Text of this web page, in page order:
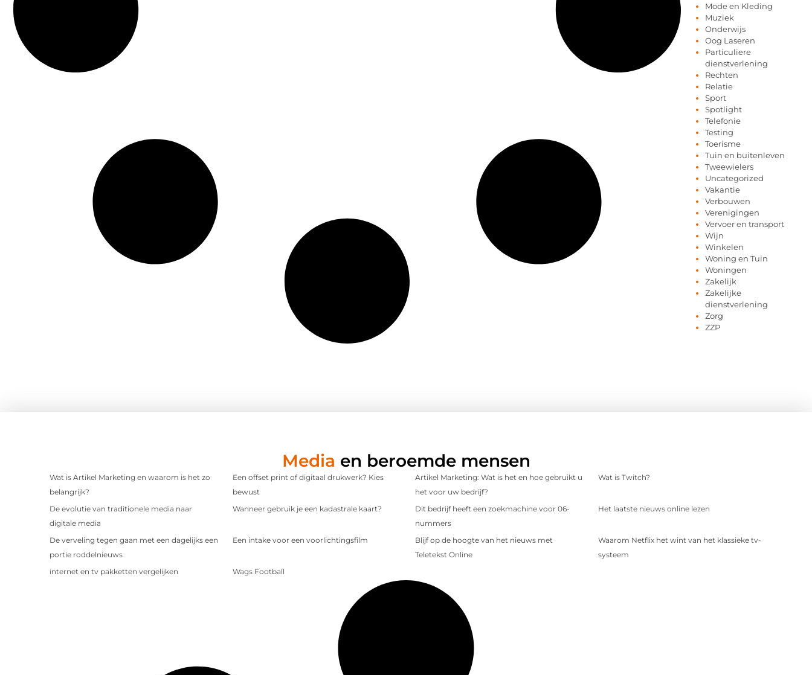
Mode en Kleding
Muziek
Onderwijs
Oog Laseren
Particuliere
dienstverlening
Rechten
Relatie
Sport
Spotlight
Telefonie
Testing
Toerisme
Tuin en buitenleven
Tweewielers
Uncategorized
Vakantie
Verbouwen
Verenigingen
Vervoer en transport
Wijn
Winkelen
Woning en Tuin
Woningen
Zakelijk
Zakelijke
dienstverlening
Zorg
ZZP
Media en beroemde mensen
Wat is Artikel Marketing en waarom is het zo
belangrijk?
Een offset print of digitaal drukwerk? Kies
bewust
Artikel Marketing: Wat is het en hoe gebruikt u
het voor uw bedrijf?
Wat is Twitch?
De evolutie van traditionele media naar
digitale media
Wanneer gebruik je een kadastrale kaart?
Dit bedrijf heeft een zoekmachine voor 06-
nummers
Het laatste nieuws online lezen
De verveling tegen gaan met een dagelijks een
portie roddelnieuws
Een intake voor een voorlichtingsfilm
Blijf op de hoogte van het nieuws met
Teletekst Online
Waarom Netflix het wint van het klassieke tv-
systeem
internet en tv pakketten vergelijken
Wags Football